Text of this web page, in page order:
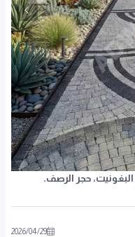
حجر الرصف.
2026/04/29